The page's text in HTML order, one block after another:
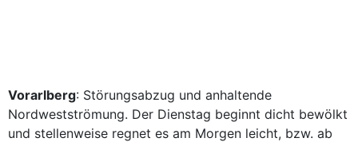
Vorarlberg: Störungsabzug und anhaltende
Nordwestströmung. Der Dienstag beginnt dicht bewölkt
und stellenweise regnet es am Morgen leicht, bzw. ab